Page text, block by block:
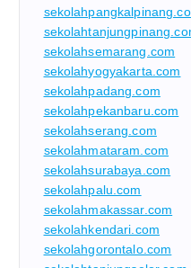
sekolahsemarang.com
sekolahyogyakarta.com
sekolahpadang.com
sekolahpekanbaru.com
sekolahserang.com
sekolahmataram.com
sekolahsurabaya.com
sekolahpalu.com
sekolahmakassar.com
sekolahkendari.com
sekolahgorontalo.com